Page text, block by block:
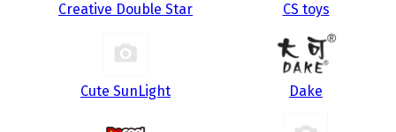
Creative Double Star CS toys
Cute SunLight Dake